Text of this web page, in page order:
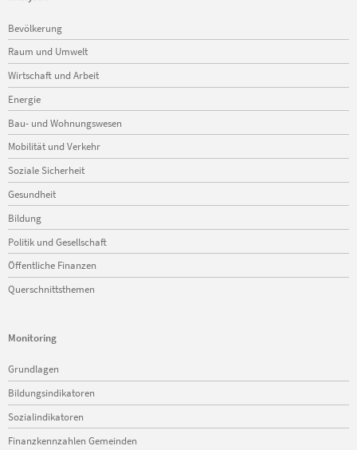
überspringen
Bevölkerung
Raum und Umwelt
Wirtschaft und Arbeit
Energie
Bau- und Wohnungswesen
Mobilität und Verkehr
Soziale Sicherheit
Gesundheit
Bildung
Politik und Gesellschaft
Öffentliche Finanzen
Querschnittsthemen
Monitoring
Navigation
überspringen
Grundlagen
Bildungsindikatoren
Sozialindikatoren
Finanzkennzahlen Gemeinden